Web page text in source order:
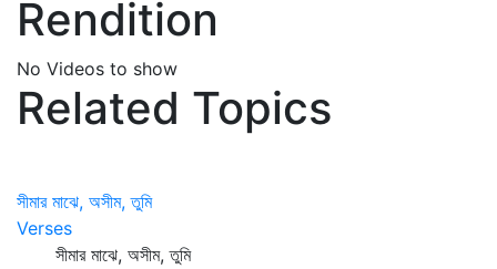
Rendition
No Videos to show
Related Topics
সীমার মাঝে, অসীম, তুমি
Verses
সীমার মাঝে, অসীম, তুমি